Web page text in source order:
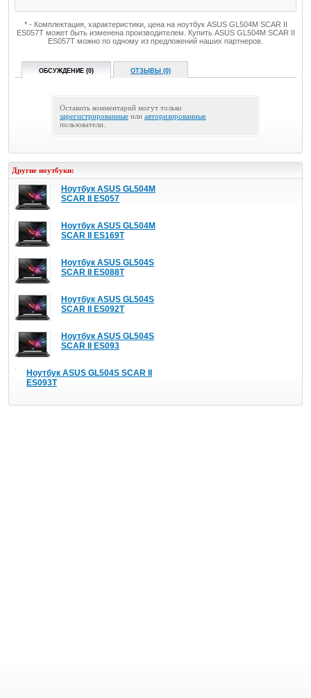
* - Комплектация, характеристики, цена на ноутбук ASUS GL504M SCAR II
ES057T может быть изменена производителем. Купить ASUS GL504M SCAR II
ES057T можно по одному из предложений наших партнеров.
ОБСУЖДЕНИЕ (0) ОТЗЫВЫ (0)
Оставить комментарий могут только
зарегистрированные или авторизированные
пользователи.
Другие ноутбуки:
Ноутбук ASUS GL504M
SCAR II ES057
Ноутбук ASUS GL504M
SCAR II ES169T
Ноутбук ASUS GL504S
SCAR II ES088T
Ноутбук ASUS GL504S
SCAR II ES092T
Ноутбук ASUS GL504S
SCAR II ES093
Ноутбук ASUS GL504S SCAR II
ES093T